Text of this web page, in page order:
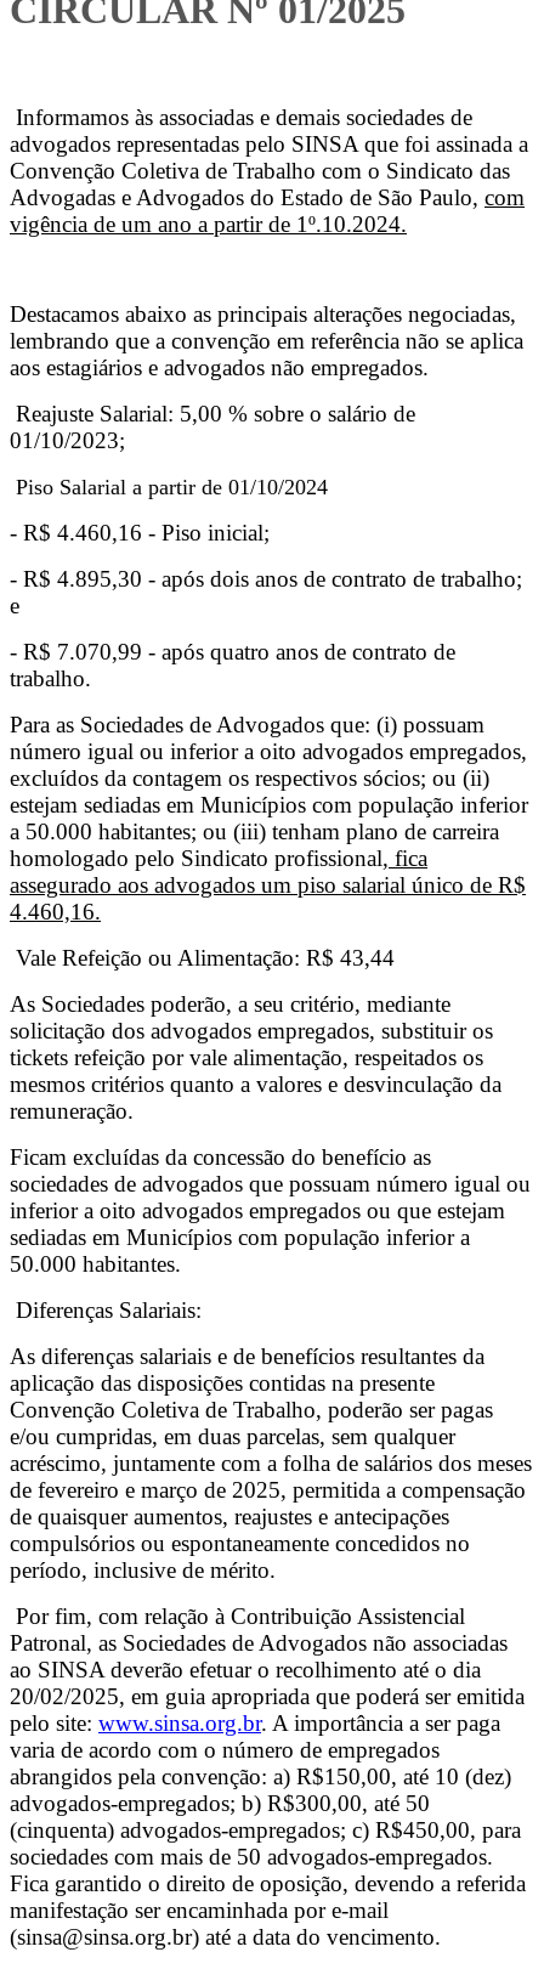
CIRCULAR Nº 01/2025
Informamos às associadas e demais sociedades de
advogados representadas pelo SINSA que foi assinada a
Convenção Coletiva de Trabalho com o Sindicato das
Advogadas e Advogados do Estado de São Paulo, com
vigência de um ano a partir de 1º.10.2024.
Destacamos abaixo as principais alterações negociadas,
lembrando que a convenção em referência não se aplica
aos estagiários e advogados não empregados.
Reajuste Salarial: 5,00 % sobre o salário de
01/10/2023;
Piso Salarial a partir de 01/10/2024
- R$ 4.460,16 - Piso inicial;
- R$ 4.895,30 - após dois anos de contrato de trabalho;
e
- R$ 7.070,99 - após quatro anos de contrato de
trabalho.
Para as Sociedades de Advogados que: (i) possuam
número igual ou inferior a oito advogados empregados,
excluídos da contagem os respectivos sócios; ou (ii)
estejam sediadas em Municípios com população inferior
a 50.000 habitantes; ou (iii) tenham plano de carreira
homologado pelo Sindicato profissional, fica
assegurado aos advogados um piso salarial único de R$
4.460,16.
Vale Refeição ou Alimentação: R$ 43,44
As Sociedades poderão, a seu critério, mediante
solicitação dos advogados empregados, substituir os
tickets refeição por vale alimentação, respeitados os
mesmos critérios quanto a valores e desvinculação da
remuneração.
Ficam excluídas da concessão do benefício as
sociedades de advogados que possuam número igual ou
inferior a oito advogados empregados ou que estejam
sediadas em Municípios com população inferior a
50.000 habitantes.
Diferenças Salariais:
As diferenças salariais e de benefícios resultantes da
aplicação das disposições contidas na presente
Convenção Coletiva de Trabalho, poderão ser pagas
e/ou cumpridas, em duas parcelas, sem qualquer
acréscimo, juntamente com a folha de salários dos meses
de fevereiro e março de 2025, permitida a compensação
de quaisquer aumentos, reajustes e antecipações
compulsórios ou espontaneamente concedidos no
período, inclusive de mérito.
Por fim, com relação à Contribuição Assistencial
Patronal, as Sociedades de Advogados não associadas
ao SINSA deverão efetuar o recolhimento até o dia
20/02/2025, em guia apropriada que poderá ser emitida
pelo site: www.sinsa.org.br. A importância a ser paga
varia de acordo com o número de empregados
abrangidos pela convenção: a) R$150,00, até 10 (dez)
advogados-empregados; b) R$300,00, até 50
(cinquenta) advogados-empregados; c) R$450,00, para
sociedades com mais de 50 advogados-empregados.
Fica garantido o direito de oposição, devendo a referida
manifestação ser encaminhada por e-mail
(sinsa@sinsa.org.br) até a data do vencimento.